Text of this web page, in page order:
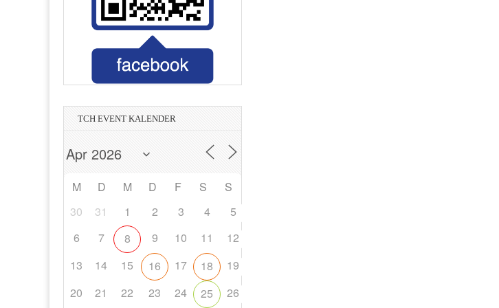
Printmedia Mannheim
Wirtschaftsprüfer & Steuerberater
Bauträger
Management
Magnetschalungstechnologie
in Hockenheim
in Hockenheim
TCH EVENT KALENDER
M D M D F S
S
30
31 1 2 3 4
5
6
7 8 9 10 11
12
13
14 15 16 17 18
19
20
21 22 23 24 25 26